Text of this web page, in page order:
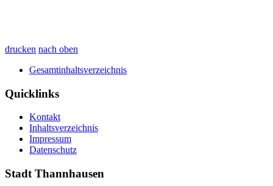
drucken nach oben
Gesamtinhaltsverzeichnis
Quicklinks
Kontakt
Inhaltsverzeichnis
Impressum
Datenschutz
Stadt Thannhausen